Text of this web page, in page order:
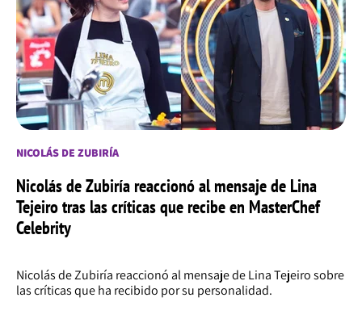
NICOLÁS DE ZUBIRÍA
Nicolás de Zubiría reaccionó al mensaje de Lina
Tejeiro tras las críticas que recibe en MasterChef
Celebrity
Nicolás de Zubiría reaccionó al mensaje de Lina Tejeiro sobre
las críticas que ha recibido por su personalidad.